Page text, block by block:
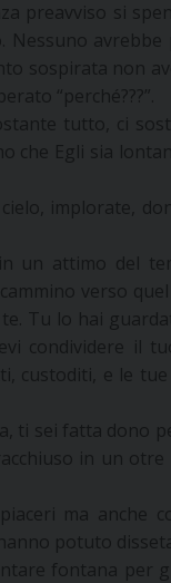
preavviso si
avrebbe
sospirata non
“perché???”.
tutto, ci
che Egli sia
implorate,
attimo del
verso quel
Tu lo hai
condividere il
custoditi, e le tue
ti sei fatta dono
in un otre
ma anche
potuto
fontana per